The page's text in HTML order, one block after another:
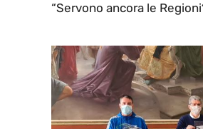
“Servono ancora le